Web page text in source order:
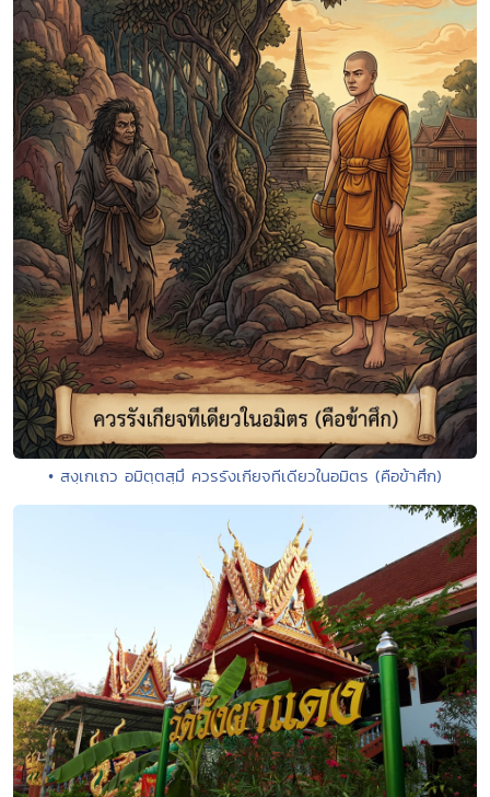
• สงฺเกเถว อมิตฺตสฺมึ ควรรังเกียจทีเดียวในอมิตร (คือข้าศึก)